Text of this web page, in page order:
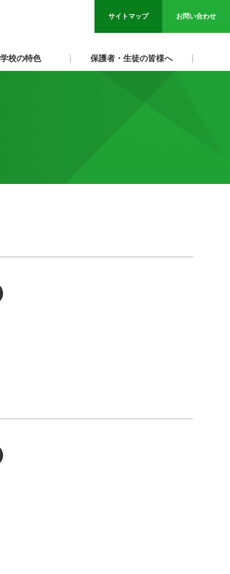
校の特色 保護者・生徒の皆様へ
サイトマップ お問い合わせ